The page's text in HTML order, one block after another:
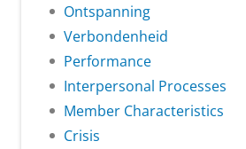
Ontspanning
Verbondenheid
Performance
Interpersonal Processes
Member Characteristics
Crisis